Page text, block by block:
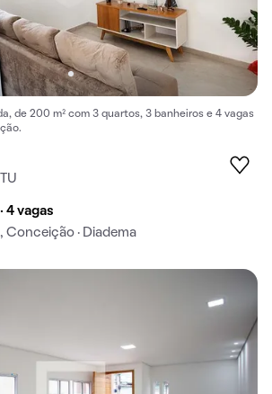
de 200 m² com 3 quartos, 3 banheiros e 4 vagas
4 vagas
Conceição · Diadema